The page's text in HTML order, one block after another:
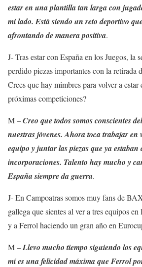
estar en una plantilla tan larga con
mi lado. Está siendo un reto deportivo
afrontando de manera positiva.
J- Tras estar con España en los Juegos, la
perdido piezas importantes con la retirada
Crees que hay mimbres para volver a estar
próximas competiciones?
M –Creo que todos somos conscientes
nuestras jóvenes. Ahora toca trabajar en
equipo y juntar las piezas que ya estaban
incorporaciones. Talento hay mucho y
España siempre da guerra.
J- En Campoatras somos muy fans de
gallega que sientes al ver a tres equipos
y a Ferrol haciendo un gran año en
M –Llevo mucho tiempo siguiendo los
mí es una felicidad máxima que Ferrol